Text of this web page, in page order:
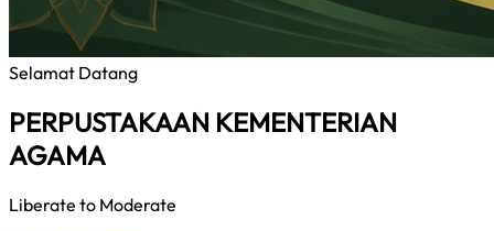
Selamat Datang
PERPUSTAKAAN KEMENTERIAN
AGAMA
Liberate to Moderate